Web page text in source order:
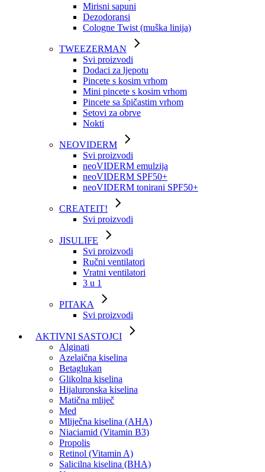
Mirisni sapuni
Dezodoransi
Cologne Twist (muška linija)
TWEEZERMAN
Svi proizvodi
Dodaci za ljepotu
Pincete s kosim vrhom
Mini pincete s kosim vrhom
Pincete sa špičastim vrhom
Setovi za obrve
Nokti
NEOVIDERM
Svi proizvodi
neoVIDERM emulzija
neoVIDERM SPF50+
neoVIDERM tonirani SPF50+
CREATEIT!
Svi proizvodi
JISULIFE
Svi proizvodi
Ručni ventilatori
Vratni ventilatori
3 u 1
PITAKA
Svi proizvodi
AKTIVNI SASTOJCI
Alginati
Azelaična kiselina
Betaglukan
Glikolna kiselina
Hijaluronska kiselina
Matična mliječ
Med
Mliječna kiselina (AHA)
Niaciamid (Vitamin B3)
Propolis
Retinol (Vitamin A)
Salicilna kiselina (BHA)